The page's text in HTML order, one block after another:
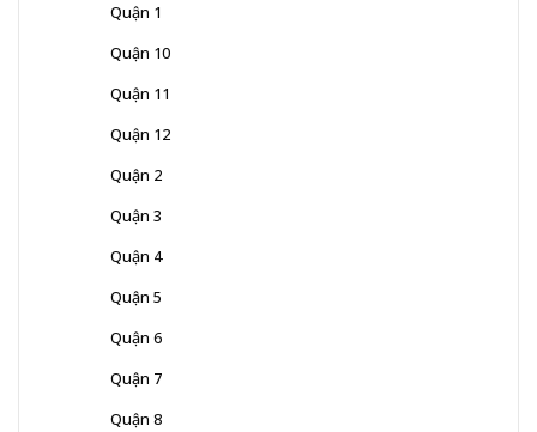
Quận 1
Quận 10
Quận 11
Quận 12
Quận 2
Quận 3
Quận 4
Quận 5
Quận 6
Quận 7
Quận 8